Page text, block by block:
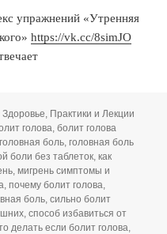
упражнений «Утренняя
https://vk.cc/8simJO
Рубрики
Здоровье Практики и Лекции
голова ,болит голова
головная боль ,головная боль
боли без таблеток ,как
,мигрень симптомы и
,почему болит голова
боль ,сильно болит
,способ избавиться от
делать если болит голова